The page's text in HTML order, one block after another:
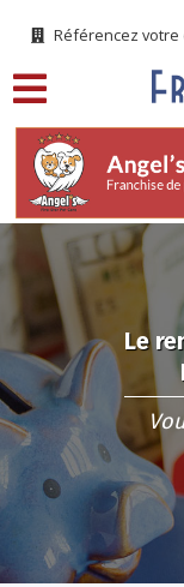
Référencez
Le